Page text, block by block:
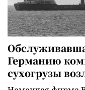
Германию
сухогрузы